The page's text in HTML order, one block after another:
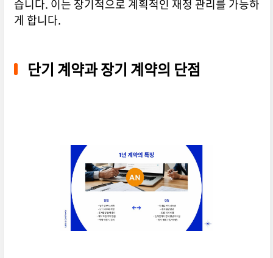
습니다. 이는 장기적으로 계획적인 재정 관리를 가능하
게 합니다.
단기 계약과 장기 계약의 단점